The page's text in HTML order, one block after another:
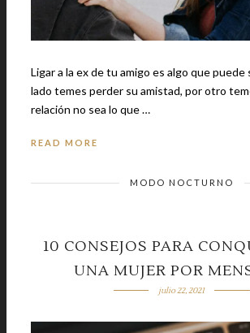
Ligar a la ex de tu amigo es algo que puede
lado temes perder su amistad, por otro
relación no sea lo que …
READ MORE
MODO NOCTURNO
10 CONSEJOS PARA
UNA MUJER POR
julio 22, 2021